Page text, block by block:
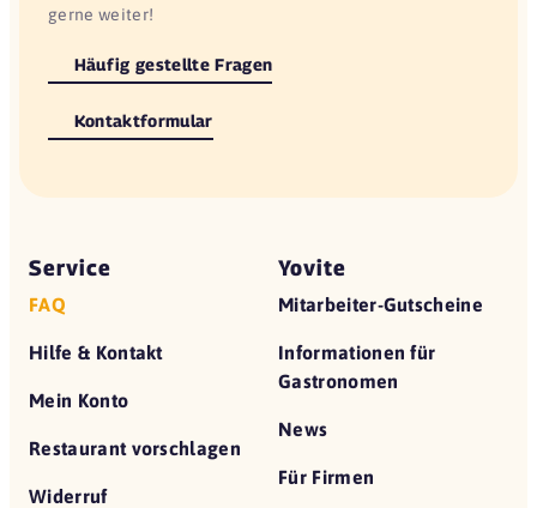
gerne weiter!
Häufig gestellte Fragen
Kontaktformular
Service
FAQ
Hilfe & Kontakt
Mein Konto
Restaurant vorschlagen
Widerruf
Yovite
Mitarbeiter-Gutscheine
Informationen für
Gastronomen
News
Für Firmen